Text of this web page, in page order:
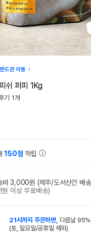
드관 이동
쉬 퍼피 1Kg
기 1개
150점 적립
비 3,000원 (제주/도서산간 배
원 이상 무료배송)
21시까지 주문하면, 다음날
(토, 일요일/공휴일 제외)